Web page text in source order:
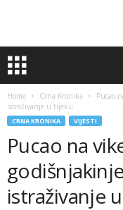
Home Crna Kronika
Pucao
istraživanje u tijeku
CRNA KRONIKA VIJESTI
Pucao na
istraživanje